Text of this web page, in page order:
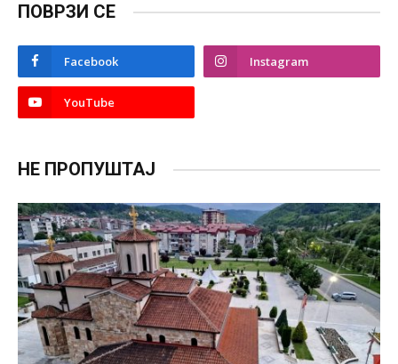
ПОВРЗИ СЕ
Facebook Instagram
YouTube
НЕ ПРОПУШТАЈ